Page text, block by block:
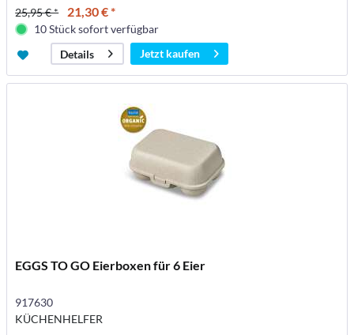
25,95 € * 21,30 € *
10 Stück sofort verfügbar
Details
Jetzt kaufen
EGGS TO GO Eierboxen für 6 Eier
917630
KÜCHENHELFER